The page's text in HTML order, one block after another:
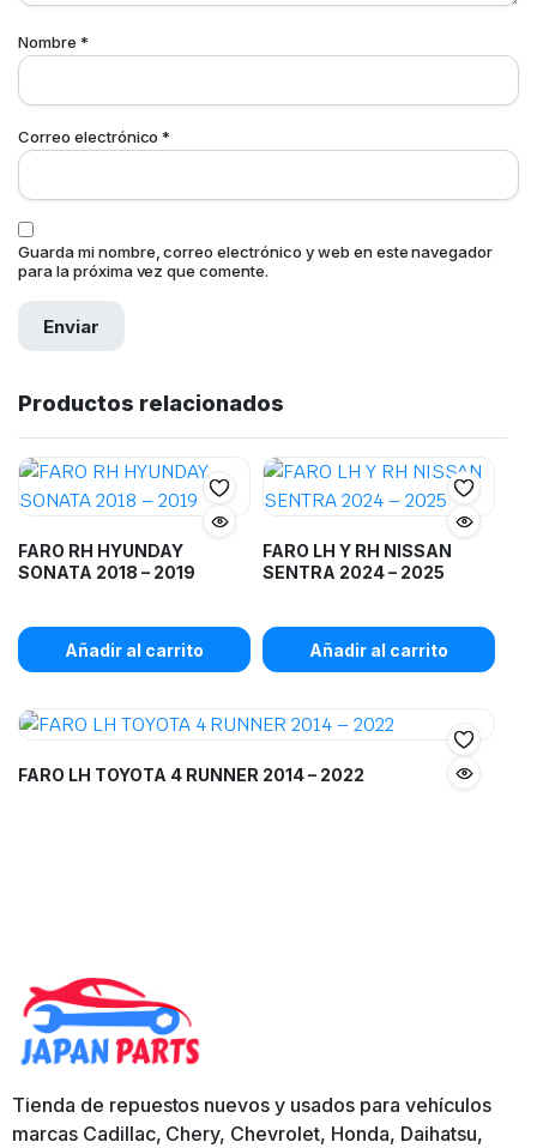
Nombre *
Correo electrónico*
Guarda mi nombre, correo electrónico y web en este navegador
para la próxima vez que comente.
Productos relacionados
FARO RH HYUNDAY
SONATA 2018 – 2019
Añadir al carrito
FARO LH Y RH NISSAN
SENTRA 2024 – 2025
Añadir al carrito
FARO LH TOYOTA 4 RUNNER 2014 – 2022
Tienda de repuestos nuevos y usados para vehículos
marcas Cadillac, Chery, Chevrolet, Honda, Daihatsu,